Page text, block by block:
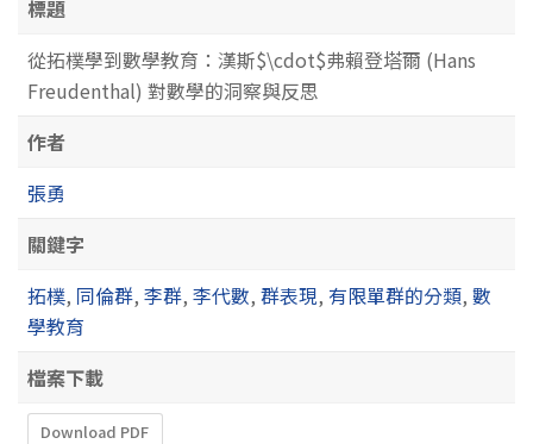
標題
從拓樸學到數學教育：漢斯$\cdot$弗賴登塔爾 (Hans
Freudenthal) 對數學的洞察與反思
作者
張勇
關鍵字
拓樸, 同倫群, 李群, 李代數, 群表現, 有限單群的分類, 數
學教育
檔案下載
Download PDF